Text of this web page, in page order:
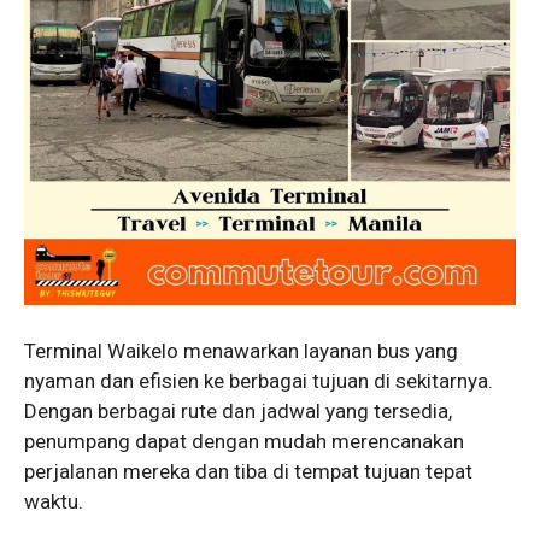
Terminal Waikelo menawarkan layanan bus yang
nyaman dan efisien ke berbagai tujuan di sekitarnya.
Dengan berbagai rute dan jadwal yang tersedia,
penumpang dapat dengan mudah merencanakan
perjalanan mereka dan tiba di tempat tujuan tepat
waktu.